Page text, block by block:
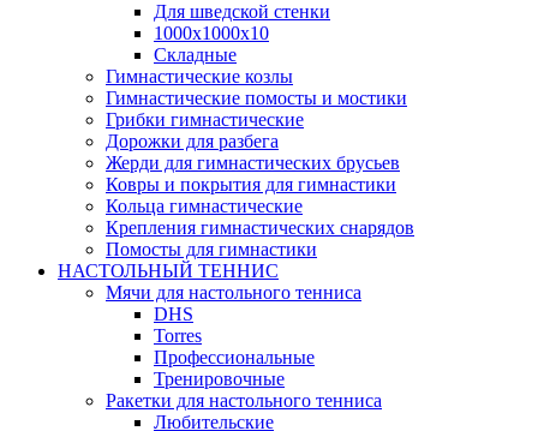
Для шведской стенки
1000х1000х10
Складные
Гимнастические козлы
Гимнастические помосты и мостики
Грибки гимнастические
Дорожки для разбега
Жерди для гимнастических брусьев
Ковры и покрытия для гимнастики
Кольца гимнастические
Крепления гимнастических снарядов
Помосты для гимнастики
НАСТОЛЬНЫЙ ТЕННИС
Мячи для настольного тенниса
DHS
Torres
Профессиональные
Тренировочные
Ракетки для настольного тенниса
Любительские